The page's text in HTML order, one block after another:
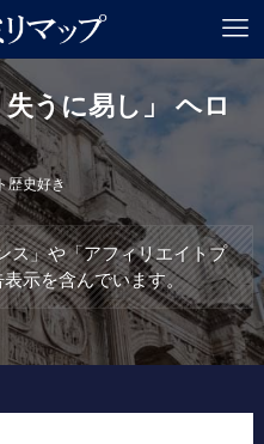
失うに易し」 ヘロ
歴史好き
ス」や「アフィリエイトプ
示を含んでいます。